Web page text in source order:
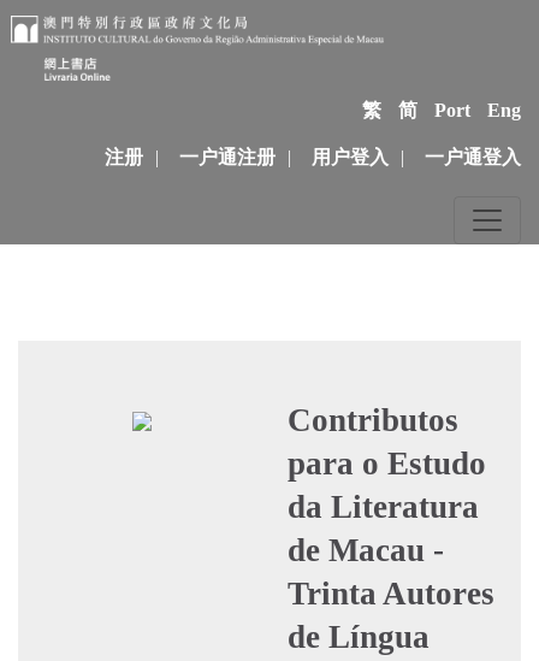
繁 简 Port Eng
注册 | 一户通注册 | 用户登入 | 一户通登入
Contributos
para o Estudo
da Literatura
de Macau -
Trinta Autores
de Língua